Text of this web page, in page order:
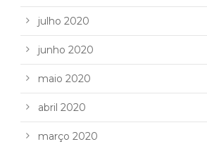
julho 2020
junho 2020
maio 2020
abril 2020
março 2020